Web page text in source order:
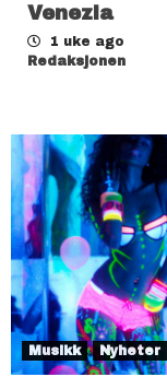
Venezia
1 uke ago
Redaksjonen
Musikk Nyheter